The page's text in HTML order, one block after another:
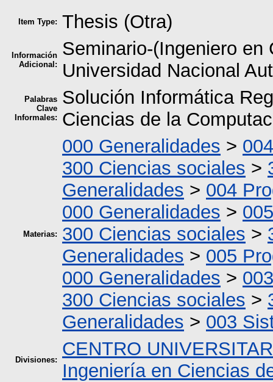
Item Type: Thesis (Otra)
Información
Adicional:
Seminario-(Ingeniero
Universidad Nacional
Palabras
Clave
Informales:
Solución Informática
Ciencias de la
Materias:
000 Generalidades >
300 Ciencias sociales >
Generalidades > 004
000 Generalidades >
300 Ciencias sociales >
Generalidades > 005
000 Generalidades >
300 Ciencias sociales >
Generalidades > 003
Divisiones:
CENTRO
Ingeniería en Ciencias